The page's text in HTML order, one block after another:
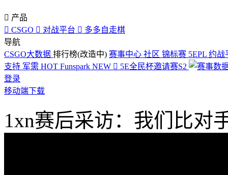
 产品
 CSGO  对战平台  多多自走棋
导航
CSGO大数据 排行榜(改造中) 赛事中心 社区 锦标赛 5EPL 约战
支持 军需 HOT Funspark NEW  5E全民杯邀请赛S2
登录
移动端下载
1xn赛后采访：我们比对